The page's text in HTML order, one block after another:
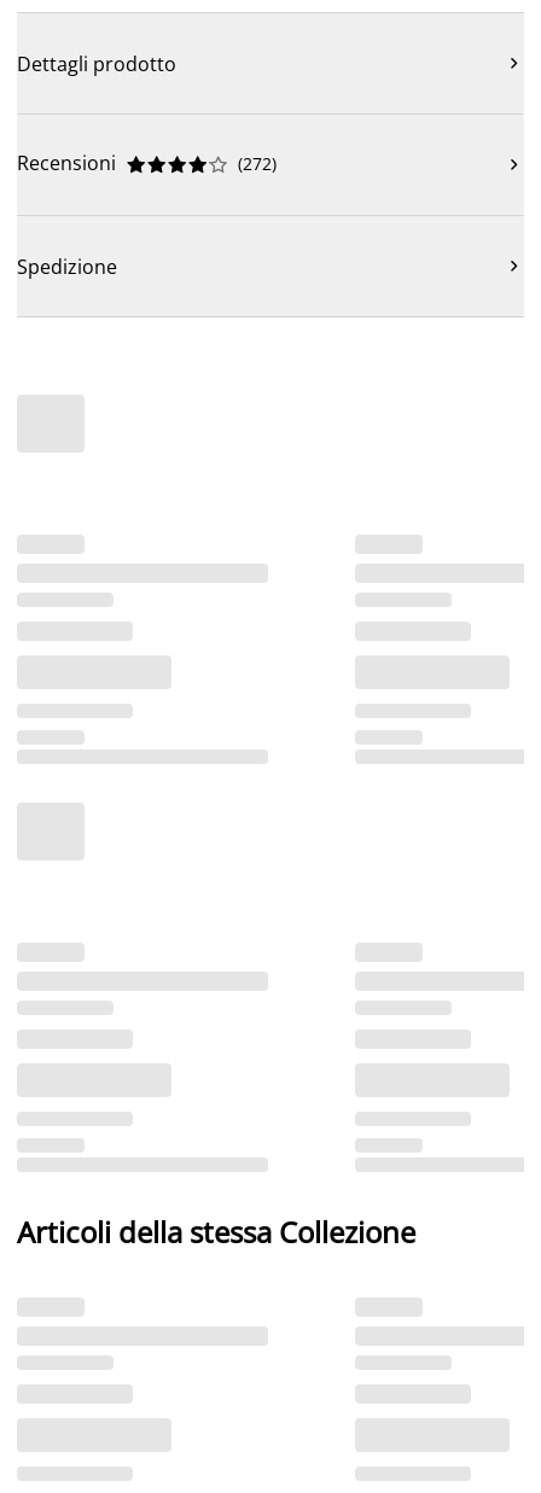
Dettagli prodotto 
Recensioni 




 (272) 
Spedizione 
Articoli della stessa Collezione